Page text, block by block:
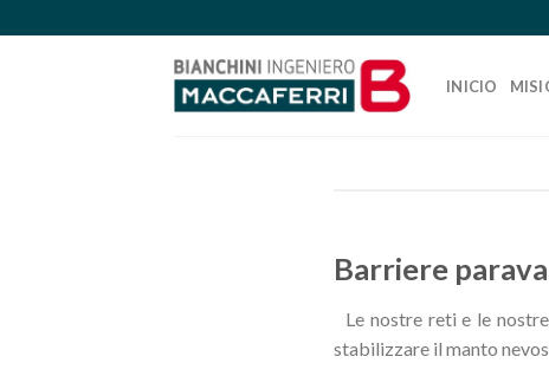
to
INICIO
Barriere
Le nostre reti e le
stabilizzare il manto